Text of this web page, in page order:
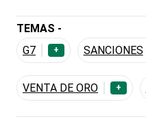
TEMAS -
G7
+ SANCIONES
VENTA DE ORO +